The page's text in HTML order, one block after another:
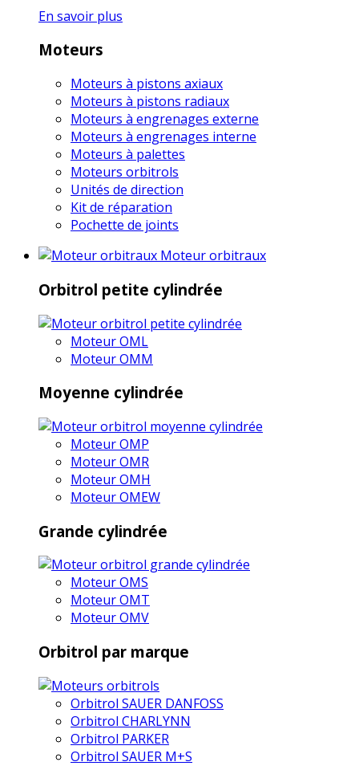
En savoir plus
Moteurs
Moteurs à pistons axiaux
Moteurs à pistons radiaux
Moteurs à engrenages externe
Moteurs à engrenages interne
Moteurs à palettes
Moteurs orbitrols
Unités de direction
Kit de réparation
Pochette de joints
Moteur orbitraux
Orbitrol petite cylindrée
Moteur OML
Moteur OMM
Moyenne cylindrée
Moteur OMP
Moteur OMR
Moteur OMH
Moteur OMEW
Grande cylindrée
Moteur OMS
Moteur OMT
Moteur OMV
Orbitrol par marque
Orbitrol SAUER DANFOSS
Orbitrol CHARLYNN
Orbitrol PARKER
Orbitrol SAUER M+S